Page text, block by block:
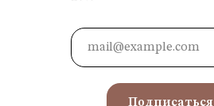
Подписаться